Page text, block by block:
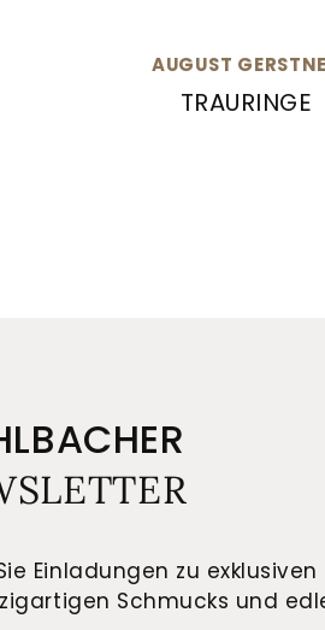
AUGUST
TRAURINGE
Einladungen zu
Schmucks und